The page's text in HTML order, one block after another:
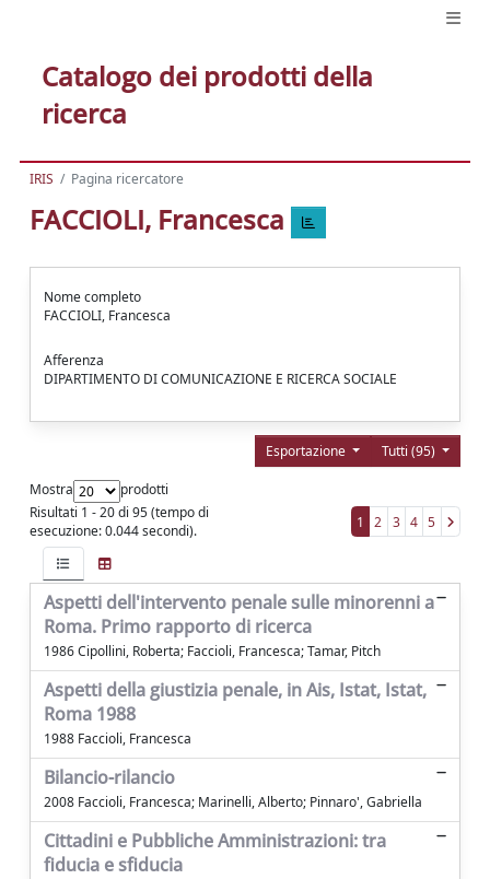
Catalogo dei prodotti della
ricerca
IRIS Pagina ricercatore
FACCIOLI, Francesca
Nome completo
FACCIOLI, Francesca
Afferenza
DIPARTIMENTO DI COMUNICAZIONE E RICERCA SOCIALE
Tutti (95)
Esportazione
Mostra
prodotti
Risultati 1 - 20 di 95 (tempo di
esecuzione: 0.044 secondi).
1 2 3 4 5
Aspetti dell'intervento penale sulle minorenni a
Roma. Primo rapporto di ricerca
1986 Cipollini, Roberta; Faccioli, Francesca; Tamar, Pitch
Aspetti della giustizia penale, in Ais, Istat, Istat,
Roma 1988
1988 Faccioli, Francesca
Bilancio-rilancio
2008 Faccioli, Francesca; Marinelli, Alberto; Pinnaro', Gabriella
Cittadini e Pubbliche Amministrazioni: tra
fiducia e sfiducia